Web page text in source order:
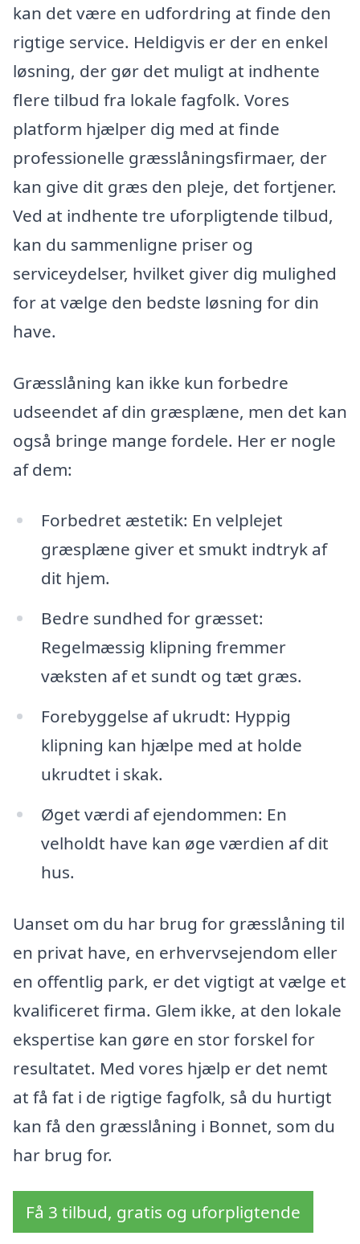
kan det være en udfordring at finde den
rigtige service. Heldigvis er der en enkel
løsning, der gør det muligt at indhente
flere tilbud fra lokale fagfolk. Vores
platform hjælper dig med at finde
professionelle græsslåningsfirmaer, der
kan give dit græs den pleje, det fortjener.
Ved at indhente tre uforpligtende tilbud,
kan du sammenligne priser og
serviceydelser, hvilket giver dig mulighed
for at vælge den bedste løsning for din
have.
Græsslåning kan ikke kun forbedre
udseendet af din græsplæne, men det kan
også bringe mange fordele. Her er nogle
af dem:
Forbedret æstetik: En velplejet
græsplæne giver et smukt indtryk af
dit hjem.
Bedre sundhed for græsset:
Regelmæssig klipning fremmer
væksten af et sundt og tæt græs.
Forebyggelse af ukrudt: Hyppig
klipning kan hjælpe med at holde
ukrudtet i skak.
Øget værdi af ejendommen: En
velholdt have kan øge værdien af dit
hus.
Uanset om du har brug for græsslåning til
en privat have, en erhvervsejendom eller
en offentlig park, er det vigtigt at vælge et
kvalificeret firma. Glem ikke, at den lokale
ekspertise kan gøre en stor forskel for
resultatet. Med vores hjælp er det nemt
at få fat i de rigtige fagfolk, så du hurtigt
kan få den græsslåning i Bonnet, som du
har brug for.
Få 3 tilbud, gratis og uforpligtende